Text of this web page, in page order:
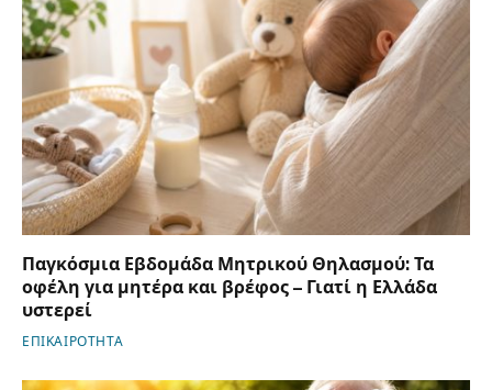
Παγκόσμια Εβδομάδα Μητρικού Θηλασμού: Τα
οφέλη για μητέρα και βρέφος – Γιατί η Ελλάδα
υστερεί
ΕΠΙΚΑΙΡΟΤΗΤΑ